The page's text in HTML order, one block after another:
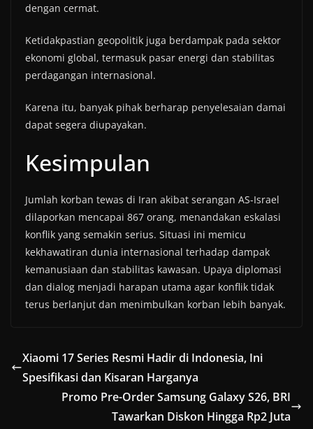
dengan cermat.
Ketidakpastian geopolitik juga berdampak pada sektor
ekonomi global, termasuk pasar energi dan stabilitas
perdagangan internasional.
Karena itu, banyak pihak berharap penyelesaian damai
dapat segera diupayakan.
Kesimpulan
Jumlah korban tewas di Iran akibat serangan AS-Israel
dilaporkan mencapai 867 orang, menandakan eskalasi
konflik yang semakin serius. Situasi ini memicu
kekhawatiran dunia internasional terhadap dampak
kemanusiaan dan stabilitas kawasan. Upaya diplomasi
dan dialog menjadi harapan utama agar konflik tidak
terus berlanjut dan menimbulkan korban lebih banyak.
Xiaomi 17 Series Resmi Hadir di Indonesia, Ini
Spesifikasi dan Kisaran Harganya
Promo Pre-Order Samsung Galaxy S26, BRI
Tawarkan Diskon Hingga Rp2 Juta